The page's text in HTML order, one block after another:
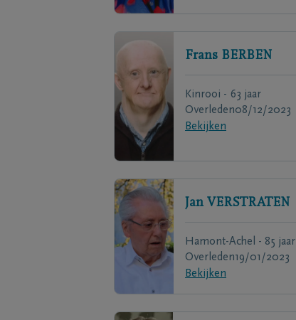
Frans BERBEN
Kinrooi - 63 jaar
Overleden08/12/2023
Bekijken
Jan VERSTRATEN
Hamont-Achel - 85 jaar
Overleden19/01/2023
Bekijken